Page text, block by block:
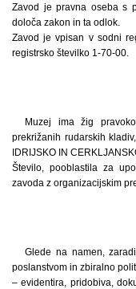
Zavod je pravna oseba s
določa zakon in ta odlok.
Zavod je vpisan v sodni
registrsko številko 1-70-00.
Muzej ima žig
prekrižanih rudarskih
IDRIJSKO IN
Število, pooblastila za
zavoda z organizacijskim
Glede na namen,
poslanstvom in zbiralno
– evidentira, pridobiva,